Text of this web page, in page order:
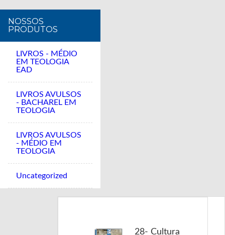
NOSSOS
PRODUTOS
LIVROS - MÉDIO
EM TEOLOGIA
EAD
LIVROS AVULSOS
- BACHAREL EM
TEOLOGIA
LIVROS AVULSOS
- MÉDIO EM
TEOLOGIA
Uncategorized
28- Cultura